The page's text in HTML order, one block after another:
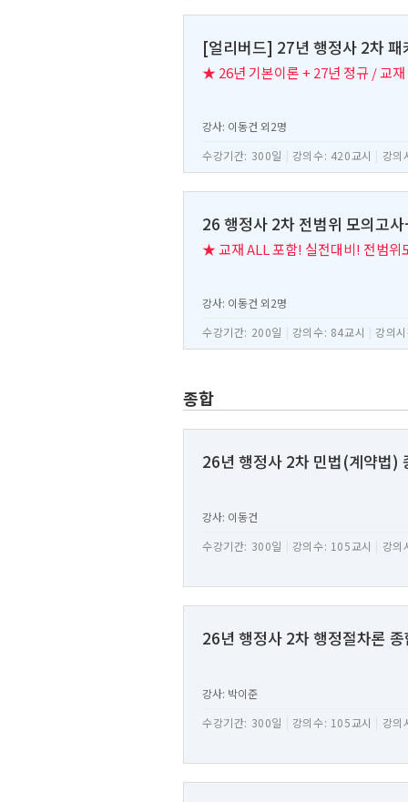
[얼리버드] 27년 행정사 2차 패
★ 26년 기본이론 + 27년 정규 / 교
강사: 이동건 외2명
수강기간: 300일
강의수: 420교시 강의
26 행정사 2차 전범위 모의고
★ 교재 ALL 포함! 실전대비! 전범
강사: 이동건 외2명
수강기간: 200일
강의수: 84교시 강의
종합
26년 행정사 2차 민법(계약법)
강사: 이동건
수강기간: 300일
강의수: 105교시 강의
26년 행정사 2차 행정절차론
강사: 박이준
수강기간: 300일
강의수: 105교시 강의